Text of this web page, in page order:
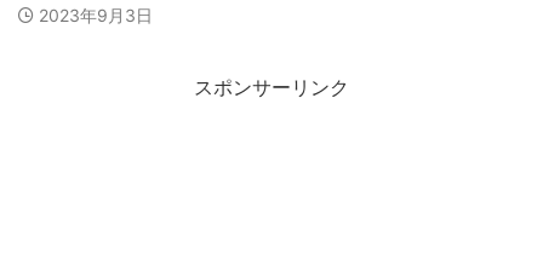
2023年9月3日
スポンサーリンク